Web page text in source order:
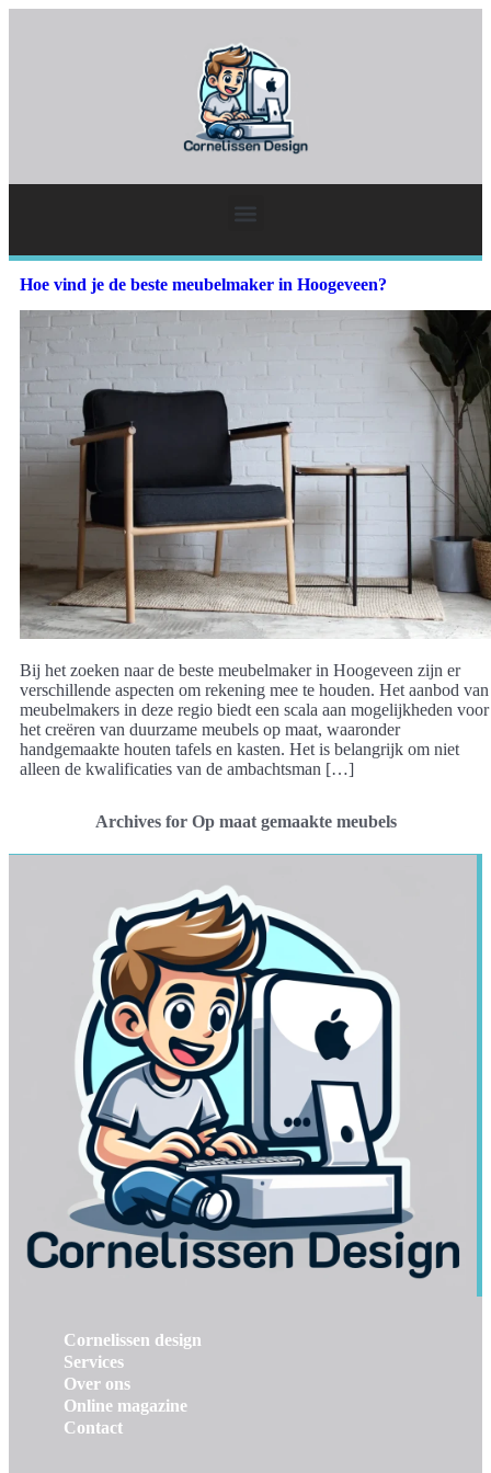
Hoe vind je de beste meubelmaker in Hoogeveen?
Bij het zoeken naar de beste meubelmaker in Hoogeveen zijn er
verschillende aspecten om rekening mee te houden. Het aanbod van
meubelmakers in deze regio biedt een scala aan mogelijkheden voor
het creëren van duurzame meubels op maat, waaronder
handgemaakte houten tafels en kasten. Het is belangrijk om niet
alleen de kwalificaties van de ambachtsman […]
Archives for Op maat gemaakte meubels
Cornelissen design
Services
Over ons
Online magazine
Contact